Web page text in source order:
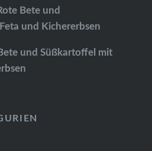
Bete und
und Kichererbsen
und Süßkartoffel mit